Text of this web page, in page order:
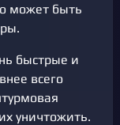
может быть
быстрые и
всего
уничтожить.